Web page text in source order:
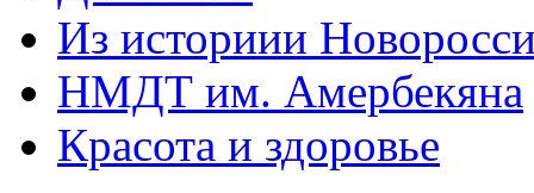
Из историии
НМДТ им. Амербекяна
Красота и здоровье